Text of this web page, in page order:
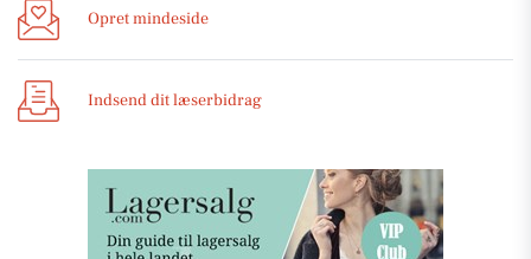
Opret mindeside
Indsend dit læserbidrag